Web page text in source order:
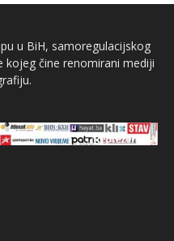
u BiH, samoregulacijskog
kojeg čine renomirani mediji